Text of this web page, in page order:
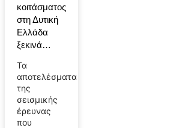
κοιτάσματος
στη Δυτική
Ελλάδα
ξεκινά…
Τα
αποτελέσματα
της
σεισμικής
έρευνας
που